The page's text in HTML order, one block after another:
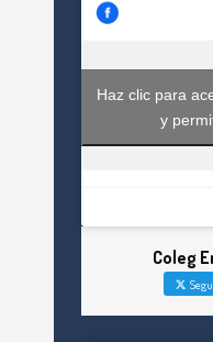
Haz clic para
y
Coleg